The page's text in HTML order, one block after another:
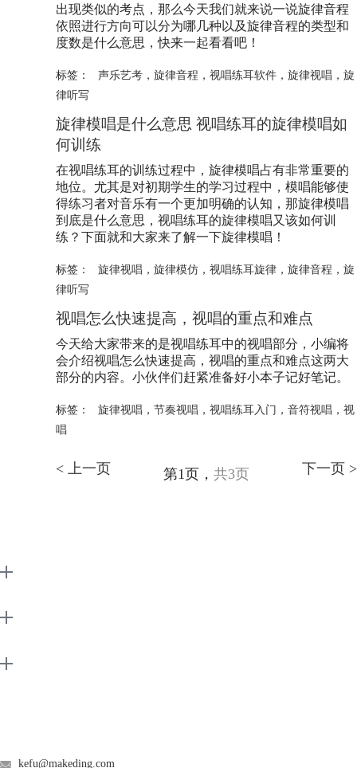
出现类似的考点，那么今天我们就来说一说旋律音程
依照进行方向可以分为哪几种以及旋律音程的类型和
度数是什么意思，快来一起看看吧！
标签： 声乐艺考， 旋律音程 ， 视唱练耳软件， 旋律视唱， 旋
律听写
旋律模唱是什么意思 视唱练耳的旋律模唱如
何训练
在视唱练耳的训练过程中，旋律模唱占有非常重要的
地位。尤其是对初期学生的学习过程中，模唱能够使
得练习者对音乐有一个更加明确的认知，那旋律模唱
到底是什么意思，视唱练耳的旋律模唱又该如何训
练？下面就和大家来了解一下旋律模唱！
标签： 旋律视唱， 旋律模仿， 视唱练耳旋律， 旋律音程 ， 旋
律听写
视唱怎么快速提高，视唱的重点和难点
今天给大家带来的是视唱练耳中的视唱部分，小编将
会介绍视唱怎么快速提高，视唱的重点和难点这两大
部分的内容。小伙伴们赶紧准备好小本子记好笔记。
标签： 旋律视唱， 节奏视唱， 视唱练耳入门 ， 音符视唱， 视
唱
< 上一页 第1页， 共3页 下一页 >
kefu@makeding.com